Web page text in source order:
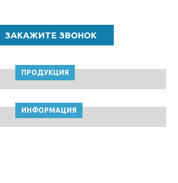
ПРОДУКЦИЯ
ИНФОРМАЦИЯ